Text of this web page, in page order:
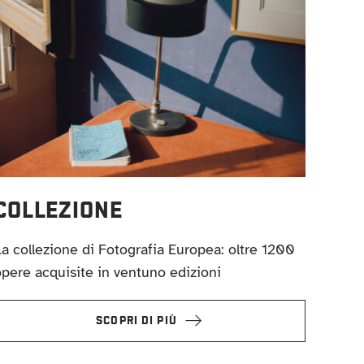
collezione di Fotografia Europea: oltre 1200
acquisite in ventuno edizioni
SCOPRI DI PIÙ